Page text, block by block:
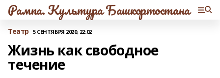
Рампа. Культура Башкортостана
Театр 5 СЕНТЯБРЯ 2020, 22:02
Жизнь как свободное
течение